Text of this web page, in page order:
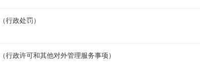
行政处罚）
行政许可和其他对外管理服务事项）